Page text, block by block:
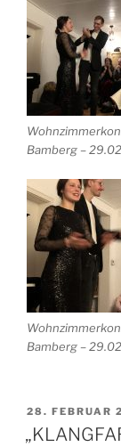
Bamberg –
Bamberg –
AM
28. FEBRUAR